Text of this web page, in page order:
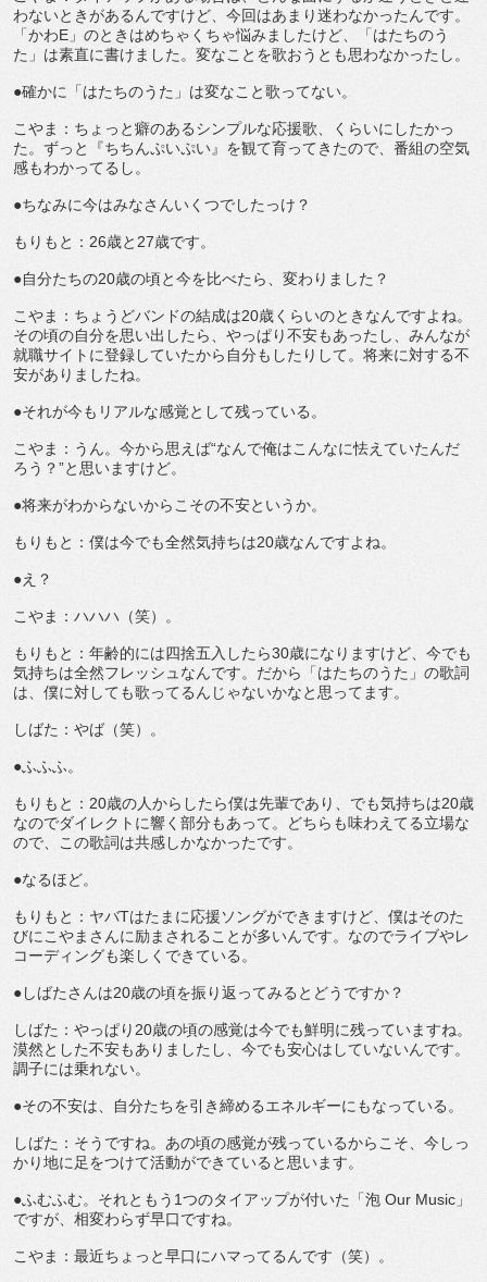
わないときがあるんですけど、今回はあまり迷わなかったんです。
「かわE」のときはめちゃくちゃ悩みましたけど、「はたちのう
た」は素直に書けました。変なことを歌おうとも思わなかったし。
●確かに「はたちのうた」は変なこと歌ってない。
こやま：ちょっと癖のあるシンプルな応援歌、くらいにしたかっ
た。ずっと『ちちんぷいぷい』を観て育ってきたので、番組の空気
感もわかってるし。
●ちなみに今はみなさんいくつでしたっけ？
もりもと：26歳と27歳です。
●自分たちの20歳の頃と今を比べたら、変わりました？
こやま：ちょうどバンドの結成は20歳くらいのときなんですよね。
その頃の自分を思い出したら、やっぱり不安もあったし、みんなが
就職サイトに登録していたから自分もしたりして。将来に対する不
安がありましたね。
●それが今もリアルな感覚として残っている。
こやま：うん。今から思えば“なんで俺はこんなに怯えていたんだ
ろう？”と思いますけど。
●将来がわからないからこその不安というか。
もりもと：僕は今でも全然気持ちは20歳なんですよね。
●え？
こやま：ハハハ（笑）。
もりもと：年齢的には四捨五入したら30歳になりますけど、今でも
気持ちは全然フレッシュなんです。だから「はたちのうた」の歌詞
は、僕に対しても歌ってるんじゃないかなと思ってます。
しばた：やば（笑）。
●ふふふ。
もりもと：20歳の人からしたら僕は先輩であり、でも気持ちは20歳
なのでダイレクトに響く部分もあって。どちらも味わえてる立場な
ので、この歌詞は共感しかなかったです。
●なるほど。
もりもと：ヤバTはたまに応援ソングができますけど、僕はそのた
びにこやまさんに励まされることが多いんです。なのでライブやレ
コーディングも楽しくできている。
●しばたさんは20歳の頃を振り返ってみるとどうですか？
しばた：やっぱり20歳の頃の感覚は今でも鮮明に残っていますね。
漠然とした不安もありましたし、今でも安心はしていないんです。
調子には乗れない。
●その不安は、自分たちを引き締めるエネルギーにもなっている。
しばた：そうですね。あの頃の感覚が残っているからこそ、今しっ
かり地に足をつけて活動ができていると思います。
●ふむふむ。それともう1つのタイアップが付いた「泡 Our Music」
ですが、相変わらず早口ですね。
こやま：最近ちょっと早口にハマってるんです（笑）。